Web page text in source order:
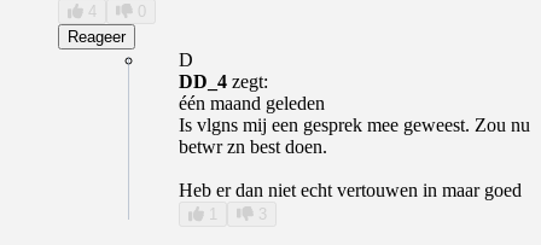
4
0
Reageer
D
DD_4 zegt:
één maand geleden
Is vlgns mij een gesprek mee geweest. Zou nu
betwr zn best doen.
Heb er dan niet echt vertouwen in maar goed
1 3